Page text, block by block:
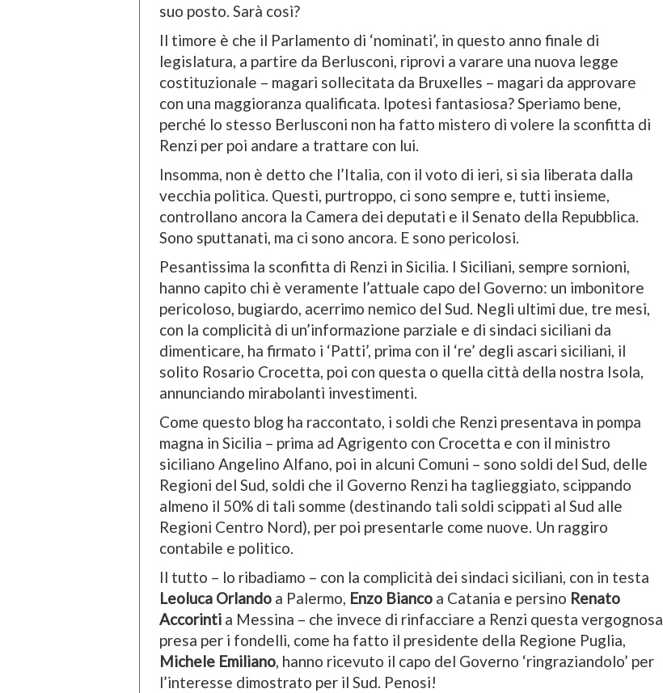
suo posto. Sarà così?
Il timore è che il Parlamento di ‘nominati’, in questo anno finale di
legislatura, a partire da Berlusconi, riprovi a varare una nuova legge
costituzionale – magari sollecitata da Bruxelles – magari da approvare
con una maggioranza qualificata. Ipotesi fantasiosa? Speriamo bene,
perché lo stesso Berlusconi non ha fatto mistero di volere la sconfitta di
Renzi per poi andare a trattare con lui.
Insomma, non è detto che l’Italia, con il voto di ieri, si sia liberata dalla
vecchia politica. Questi, purtroppo, ci sono sempre e, tutti insieme,
controllano ancora la Camera dei deputati e il Senato della Repubblica.
Sono sputtanati, ma ci sono ancora. E sono pericolosi.
Pesantissima la sconfitta di Renzi in Sicilia. I Siciliani, sempre sornioni,
hanno capito chi è veramente l’attuale capo del Governo: un imbonitore
pericoloso, bugiardo, acerrimo nemico del Sud. Negli ultimi due, tre mesi,
con la complicità di un’informazione parziale e di sindaci siciliani da
dimenticare, ha firmato i ‘Patti’, prima con il ‘re’ degli ascari siciliani, il
solito Rosario Crocetta, poi con questa o quella città della nostra Isola,
annunciando mirabolanti investimenti.
Come questo blog ha raccontato, i soldi che Renzi presentava in pompa
magna in Sicilia – prima ad Agrigento con Crocetta e con il ministro
siciliano Angelino Alfano, poi in alcuni Comuni – sono soldi del Sud, delle
Regioni del Sud, soldi che il Governo Renzi ha taglieggiato, scippando
almeno il 50% di tali somme (destinando tali soldi scippati al Sud alle
Regioni Centro Nord), per poi presentarle come nuove. Un raggiro
contabile e politico.
Il tutto – lo ribadiamo – con la complicità dei sindaci siciliani, con in testa
Leoluca Orlando a Palermo, Enzo Bianco a Catania e persino Renato
Accorinti a Messina – che invece di rinfacciare a Renzi questa vergognosa
presa per i fondelli, come ha fatto il presidente della Regione Puglia,
Michele Emiliano, hanno ricevuto il capo del Governo ‘ringraziandolo’ per
l’interesse dimostrato per il Sud. Penosi!